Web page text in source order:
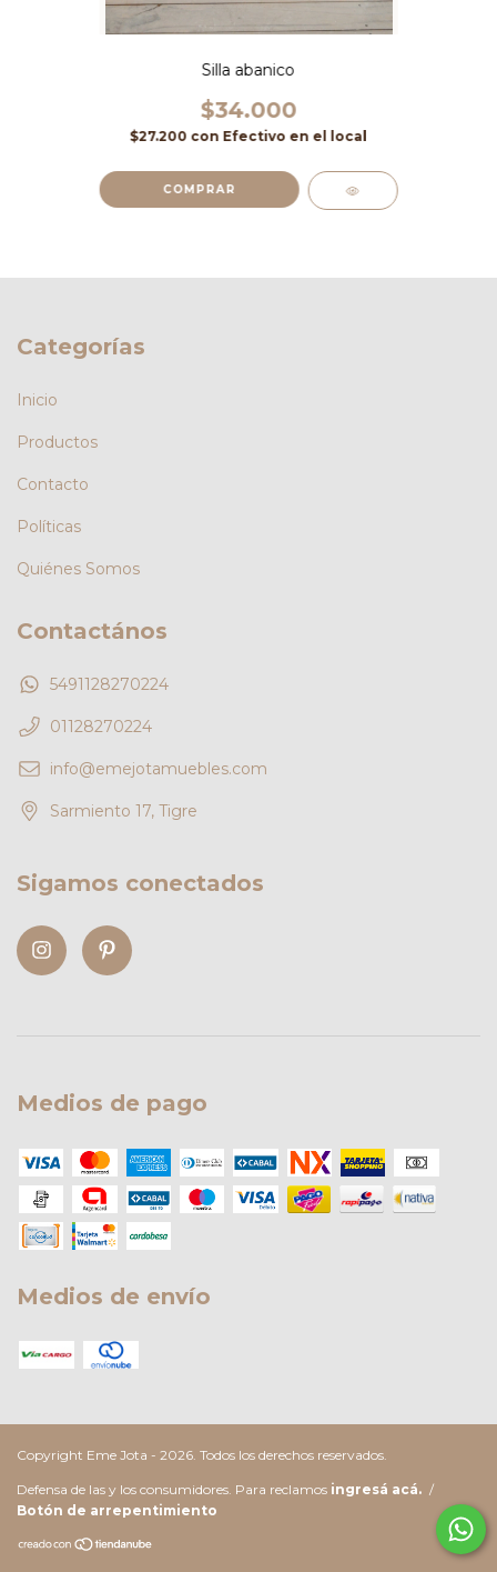
Silla abanico
$34.000
$27.200 con Efectivo en el local
COMPRAR
Categorías
Inicio
Productos
Contacto
Políticas
Quiénes Somos
Contactános
5491128270224
01128270224
info@emejotamuebles.com
Sarmiento 17, Tigre
Sigamos conectados
Medios de pago
Medios de envío
Copyright Eme Jota - 2026. Todos los derechos reservados.
Defensa de las y los consumidores. Para reclamos ingresá acá. /
Botón de arrepentimiento